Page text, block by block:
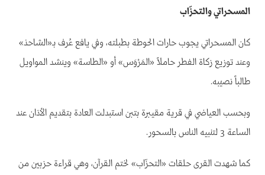
المسحراتي والتحزّاب
كان المسحراتي يجوب حارات الحوطة بطبلته، وفي يافع عُرف بـ«الشاحذ»
وعند توزيع زكاة الفطر حاملاً «المَرْوَس» أو «الطاسة» وينشد المواويل
طالباً نصيبه.
وبحسب العياضي في قرية مقيبرة بتبن استبدلت العادة بتقديم الأذان عند
الساعة 3 لتنبيه الناس بالسحور.
كما شهدت القرى حلقات «التحزّاب» لختم القرآن، وهي قراءة حزبين من